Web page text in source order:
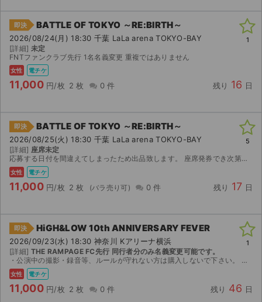
即決 BATTLE OF TOKYO ～RE:BIRTH～
2026/08/24(月) 18:30 千葉 LaLa arena TOKYO-BAY
[詳細] 未定
FNTファンクラブ先行 1名名義変更 重複ではありません
女性 電チケ
11,000 円/枚 2 枚 0 件 残り 16 日
1
即決 BATTLE OF TOKYO ～RE:BIRTH～
2026/08/25(火) 18:30 千葉 LaLa arena TOKYO-BAY
[詳細] 座席未定
応募する日付を間違えてしまったため出品致します。 座席発券でき次第の分配となります。
女性 電チケ
11,000 円/枚 2 枚 0 件 残り 17 日
5
即決 HiGH&LOW 10th ANNIVERSARY FEVER
2026/09/23(水) 18:30 神奈川 Kアリーナ横浜
[詳細] THE RAMPAGE FC先行 同行者分のみ名義変更可能です。
・公演中の撮影・録音等、ルールが守れない方は購入しないで下さい。 ・代理購入はしないで下さい。必ず取引されるご本人がご購入下さい。 ・同行者分はticketbookで分配しますのでご購入後、...
女性 電チケ
11,000 円/枚 2 枚 0 件 残り 46 日
1